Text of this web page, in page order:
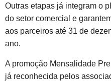
Outras etapas já integram o
do setor comercial e
aos parceiros até 31 de
ano.
A promoção Mensalidade
já reconhecida pelos